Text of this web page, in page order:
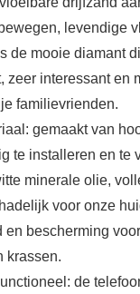
levendige
de mooie diamant
zeer interessant en
familievrienden.
gemaakt van
te installeren en te
minerale olie,
voor onze
en bescherming
krassen.
de